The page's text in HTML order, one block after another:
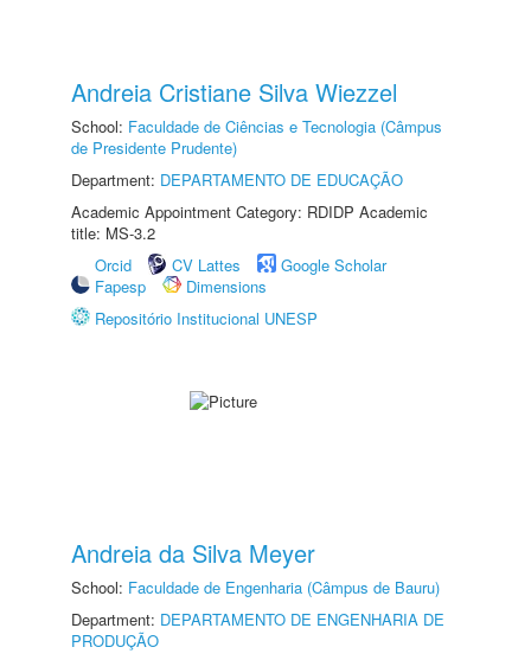
Andreia Cristiane Silva Wiezzel
School: Faculdade de Ciências e Tecnologia (Câmpus
de Presidente Prudente)
Department: DEPARTAMENTO DE EDUCAÇÃO
Academic Appointment Category: RDIDP Academic
title: MS-3.2
Orcid
CV Lattes
Google Scholar
Fapesp
Dimensions
Repositório Institucional UNESP
Andreia da Silva Meyer
School: Faculdade de Engenharia (Câmpus de Bauru)
Department: DEPARTAMENTO DE ENGENHARIA DE
PRODUÇÃO